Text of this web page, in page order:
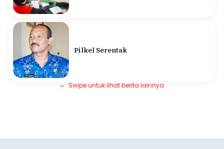
Pilkel Serentak
Swipe untuk lihat berita lainnya